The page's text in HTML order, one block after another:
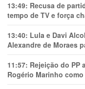
13:49: Recusa de
tempo de TV e força
13:40: Lula e Davi
Alexandre de Moraes
11:57: Rejeição do PP
Rogério Marinho